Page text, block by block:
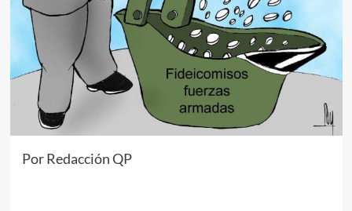
Por Redacción QP